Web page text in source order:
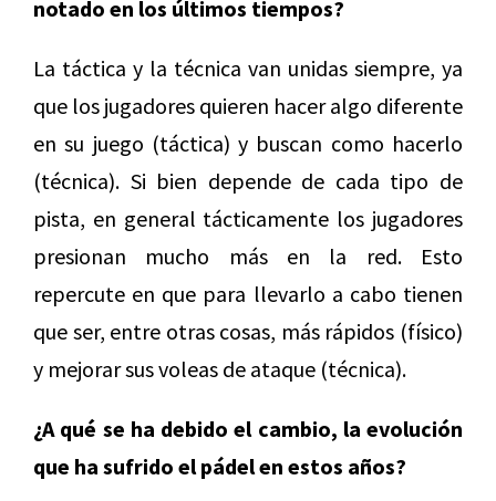
notado en los últimos tiempos?
La táctica y la técnica van unidas siempre, ya
que los jugadores quieren hacer algo diferente
en su juego (táctica) y buscan como hacerlo
(técnica). Si bien depende de cada tipo de
pista, en general tácticamente los jugadores
presionan mucho más en la red. Esto
repercute en que para llevarlo a cabo tienen
que ser, entre otras cosas, más rápidos (físico)
y mejorar sus voleas de ataque (técnica).
¿A qué se ha debido el cambio, la evolución
que ha sufrido el pádel en estos años?